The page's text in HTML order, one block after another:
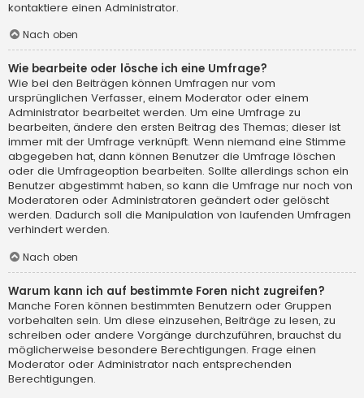
kontaktiere einen Administrator.
Nach oben
Wie bearbeite oder lösche ich eine Umfrage?
Wie bei den Beiträgen können Umfragen nur vom
ursprünglichen Verfasser, einem Moderator oder einem
Administrator bearbeitet werden. Um eine Umfrage zu
bearbeiten, ändere den ersten Beitrag des Themas; dieser ist
immer mit der Umfrage verknüpft. Wenn niemand eine Stimme
abgegeben hat, dann können Benutzer die Umfrage löschen
oder die Umfrageoption bearbeiten. Sollte allerdings schon ein
Benutzer abgestimmt haben, so kann die Umfrage nur noch von
Moderatoren oder Administratoren geändert oder gelöscht
werden. Dadurch soll die Manipulation von laufenden Umfragen
verhindert werden.
Nach oben
Warum kann ich auf bestimmte Foren nicht zugreifen?
Manche Foren können bestimmten Benutzern oder Gruppen
vorbehalten sein. Um diese einzusehen, Beiträge zu lesen, zu
schreiben oder andere Vorgänge durchzuführen, brauchst du
möglicherweise besondere Berechtigungen. Frage einen
Moderator oder Administrator nach entsprechenden
Berechtigungen.